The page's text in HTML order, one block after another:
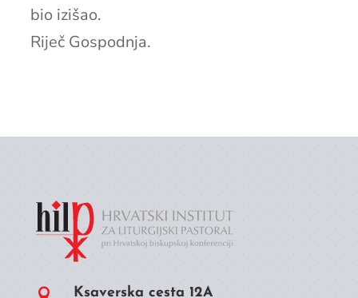
bio izišao.
Riječ Gospodnja.
 Ksaverska cesta 12A